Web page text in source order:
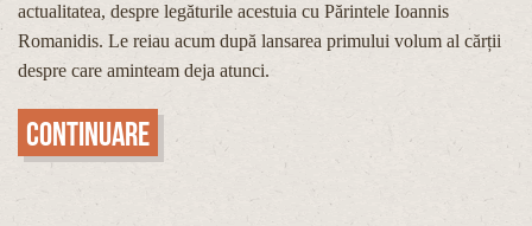
actualitatea, despre legăturile acestuia cu Părintele Ioannis
Romanidis. Le reiau acum după lansarea primului volum al cărții
despre care aminteam deja atunci.
Continuare